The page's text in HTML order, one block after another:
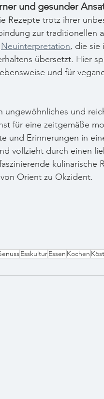
und gesunder
Rezepte trotz ihrer
zur traditionellen
Neuinterpretation, die sie
übersetzt. Hier
und für
ungewöhnliches und
für eine zeitgemäße
und Erinnerungen in
vollzieht durch einen
Orient zu Okzident.
EsskulturEssen Kochen